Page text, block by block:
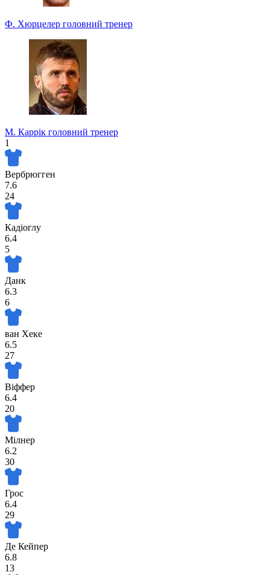
Ф. Хюрцелер головний тренер
М. Каррік головний тренер
1
Вербрюгген
7.6
24
Кадіоглу
6.4
5
Данк
6.3
6
ван Хеке
6.5
27
Віффер
6.4
20
Мілнер
6.2
30
Грос
6.4
29
Де Кейпер
6.8
13